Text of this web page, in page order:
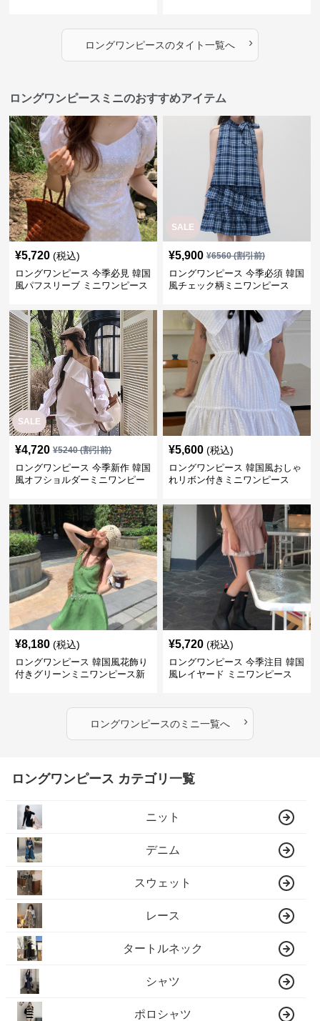
ロングワンピースのタイト一覧へ ›
ロングワンピースミニのおすすめアイテム
¥5,720 (税込)
ロングワンピース 今季必見 韓国
風パフスリーブ ミニワンピース
SALE
¥5,900 ¥6560(割引前)
ロングワンピース 今季必須 韓国
風チェック柄ミニワンピース
SALE
¥4,720 ¥5240(割引前)
ロングワンピース 今季新作 韓国
風オフショルダーミニワンピー
¥5,600 (税込)
ロングワンピース 韓国風おしゃ
れリボン付きミニワンピース
¥8,180 (税込)
ロングワンピース 韓国風花飾り
付きグリーンミニワンピース新
¥5,720 (税込)
ロングワンピース 今季注目 韓国
風レイヤード ミニワンピース
ロングワンピースのミニ一覧へ ›
ロングワンピース カテゴリ一覧
ニット
デニム
スウェット
レース
タートルネック
シャツ
ポロシャツ